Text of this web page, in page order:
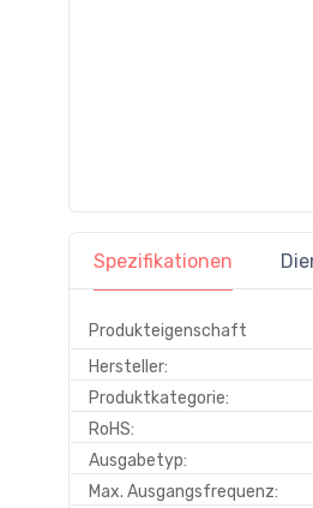
Spezifikationen
Produkteigenschaft
Hersteller:
Produktkategorie:
RoHS:
Ausgabetyp:
Max. Ausgangsfrequenz: